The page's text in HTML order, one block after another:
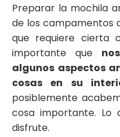
Preparar la mochila
de los campamentos
que requiere cierta
importante que
algunos aspectos
cosas en su
posiblemente
cosa importante. Lo
disfrute.